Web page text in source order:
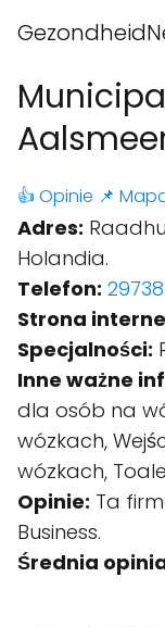
👍 Opinie 📌
Adres:
Holandia.
Telefon:
Strona
Specjalności:
Inne ważne
dla osób na
wózkach,
wózkach,
Opinie: Ta
Business.
Średnia